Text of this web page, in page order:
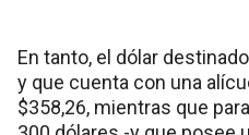
En tanto, el dólar
y que cuenta con una
$358,26, mientras que